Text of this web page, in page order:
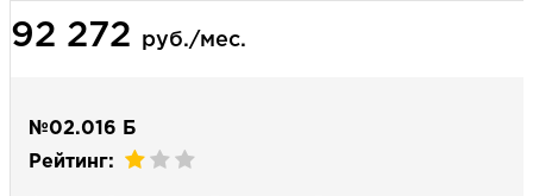
Выберите свой город
92 272 руб./мес.
№02.016 Б
Рейтинг: